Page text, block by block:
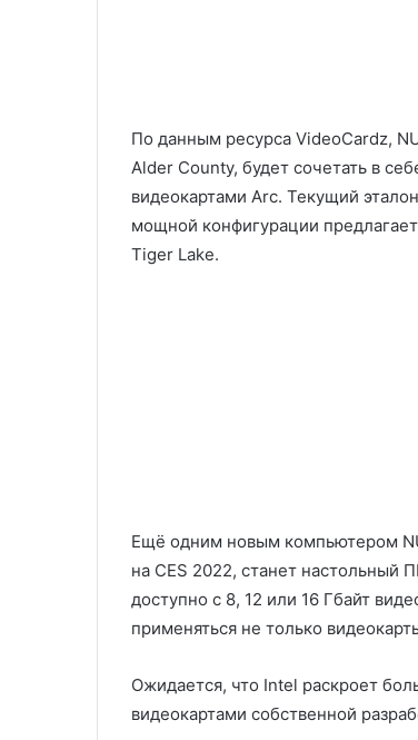
По данным ресурса VideoCardz,
Alder County, будет сочетать в
видеокартами Arc. Текущий
мощной конфигурации
Tiger Lake.
Ещё одним новым компьютером
на CES 2022, станет настольный
доступно с 8, 12 или 16 Гбайт
применяться не только
Ожидается, что Intel раскроет
видеокартами собственной